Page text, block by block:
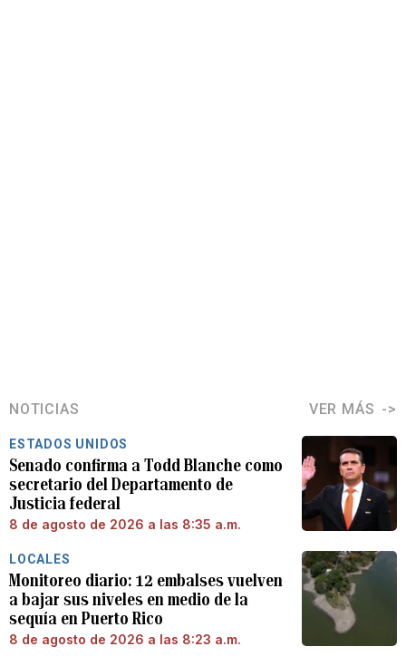
NOTICIAS VER MÁS
ESTADOS UNIDOS
Senado confirma a Todd Blanche como
secretario del Departamento de
Justicia federal
8 de agosto de 2026 a las 8:35 a.m.
LOCALES
Monitoreo diario: 12 embalses vuelven
a bajar sus niveles en medio de la
sequía en Puerto Rico
8 de agosto de 2026 a las 8:23 a.m.